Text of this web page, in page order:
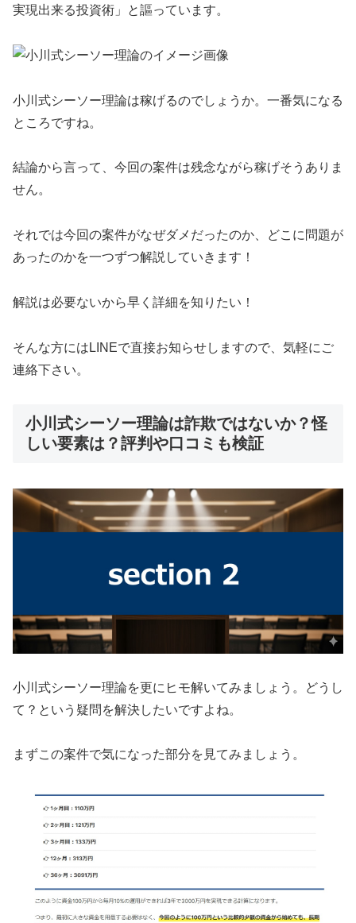
実現出来る投資術」
と謳っています。
小川式シーソー理論は稼げるのでしょうか。一番気になる
ところですね。
結論から言って、 今回の案件は残念ながら稼げそうありま
せん。
それでは今回の案件がなぜダメだったのか、どこに問題が
あったのかを一つずつ解説していきます！
解説は必要ないから早く詳細を知りたい！
そんな方には LINEで直接お知らせしますので、気軽にご
連絡下さい。
小川式シーソー理論は詐欺ではないか？怪
しい要素は？評判や口コミも検証
小川式シーソー理論を更にヒモ解いてみましょう。どうし
て？という疑問を解決したいですよね。
まずこの案件で気になった部分を見てみましょう。